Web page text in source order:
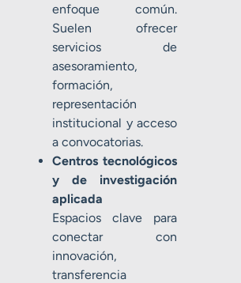
enfoque común.
Suelen ofrecer
servicios de
asesoramiento,
formación,
representación
institucional y acceso
a convocatorias.
Centros tecnológicos
y de investigación
aplicada
Espacios clave para
conectar con
innovación,
transferencia